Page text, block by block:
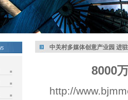
中关村多媒体创意产业园 进
8000
http://